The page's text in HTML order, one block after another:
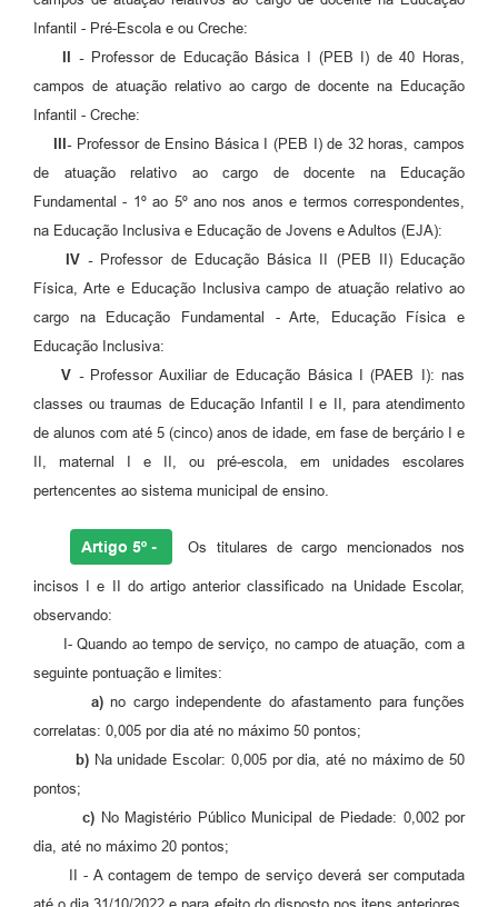
Infantil - Pré-Escola e ou Creche:
II - Professor de Educação Básica I (PEB I) de 40 Horas,
campos de atuação relativo ao cargo de docente na Educação
Infantil - Creche:
III- Professor de Ensino Básica I (PEB I) de 32 horas, campos
de atuação relativo ao cargo de docente na Educação
Fundamental - 1º ao 5º ano nos anos e termos correspondentes,
na Educação Inclusiva e Educação de Jovens e Adultos (EJA):
IV - Professor de Educação Básica II (PEB II) Educação
Física, Arte e Educação Inclusiva campo de atuação relativo ao
cargo na Educação Fundamental - Arte, Educação Física e
Educação Inclusiva:
V - Professor Auxiliar de Educação Básica I (PAEB I): nas
classes ou traumas de Educação Infantil I e II, para atendimento
de alunos com até 5 (cinco) anos de idade, em fase de berçário I e
II, maternal I e II, ou pré-escola, em unidades escolares
pertencentes ao sistema municipal de ensino.
Artigo 5º - Os titulares de cargo mencionados nos
incisos I e II do artigo anterior classificado na Unidade Escolar,
observando:
I- Quando ao tempo de serviço, no campo de atuação, com a
seguinte pontuação e limites:
a)no cargo independente do afastamento para funções
correlatas: 0,005 por dia até no máximo 50 pontos;
b) Na unidade Escolar: 0,005 por dia, até no máximo de 50
pontos;
c) No Magistério Público Municipal de Piedade: 0,002 por
dia, até no máximo 20 pontos;
II - A contagem de tempo de serviço deverá ser computada